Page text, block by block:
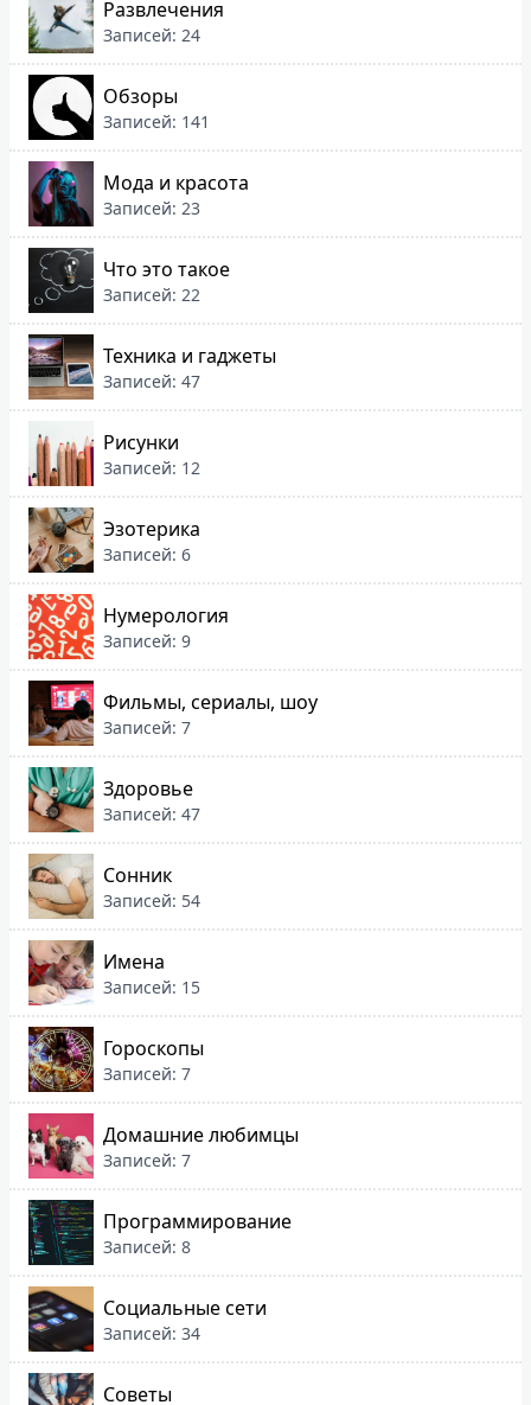
Развлечения
Записей: 24
Обзоры
Записей: 141
Мода и красота
Записей: 23
Что это такое
Записей: 22
Техника и гаджеты
Записей: 47
Рисунки
Записей: 12
Эзотерика
Записей: 6
Нумерология
Записей: 9
Фильмы, сериалы, шоу
Записей: 7
Здоровье
Записей: 47
Сонник
Записей: 54
Имена
Записей: 15
Гороскопы
Записей: 7
Домашние любимцы
Записей: 7
Программирование
Записей: 8
Социальные сети
Записей: 34
Советы